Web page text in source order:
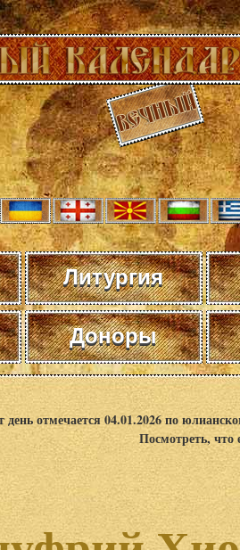
Литургия
Доноры
день отмечается 04.01.2026 по
Посмотреть,